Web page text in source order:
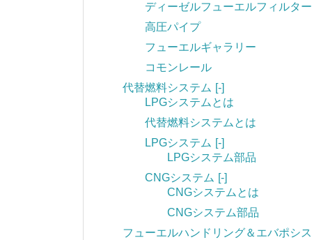
ディーゼルフューエルフィルター
高圧パイプ
フューエルギャラリー
コモンレール
代替燃料システム [-]
LPGシステムとは
代替燃料システムとは
LPGシステム [-]
LPGシステム部品
CNGシステム [-]
CNGシステムとは
CNGシステム部品
フューエルハンドリング＆エバポシ